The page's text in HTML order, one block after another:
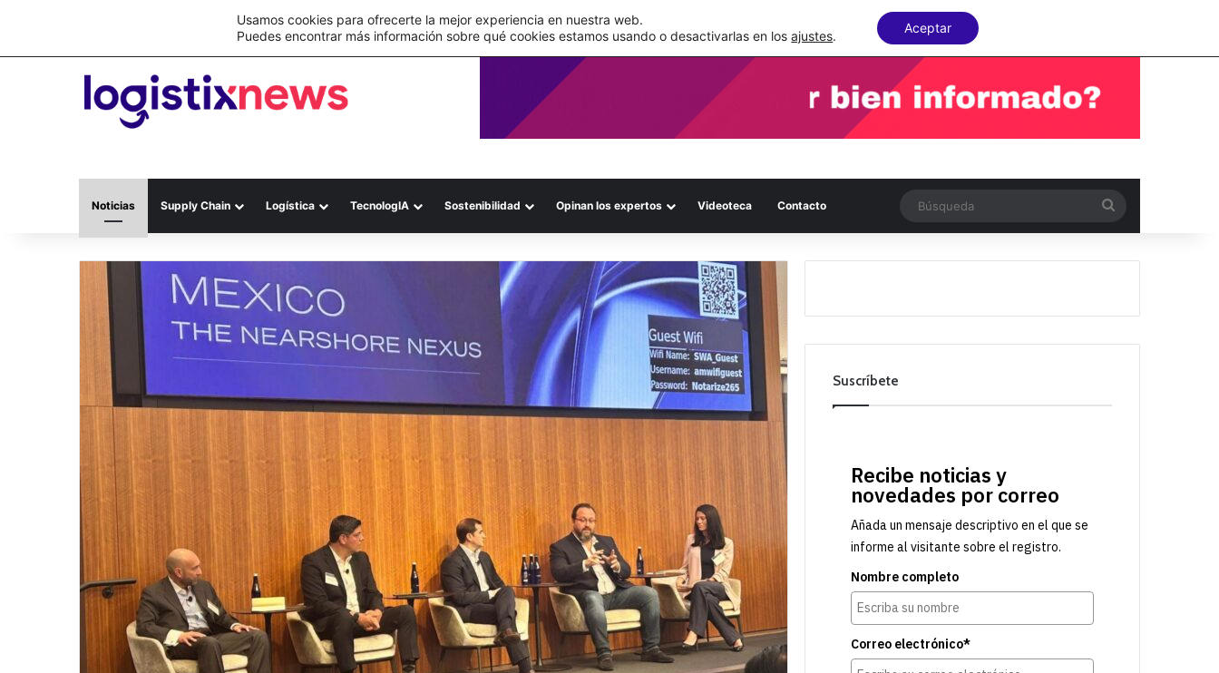
Nueva Ley Aduanera eleva el costo de los errores documentales
Noticias Supply Chain Logística TecnologIA Sostenibilidad Opinan los expertos Videoteca Contacto
Suscríbete
Recibe noticias y
novedades por correo
Añada un mensaje descriptivo en el que se
informe al visitante sobre el registro.
Nombre completo
Correo electrónico*
Usamos cookies para ofrecerte la mejor experiencia en nuestra web.
Puedes encontrar más información sobre qué cookies estamos usando o desactivarlas en losajustes.
Aceptar